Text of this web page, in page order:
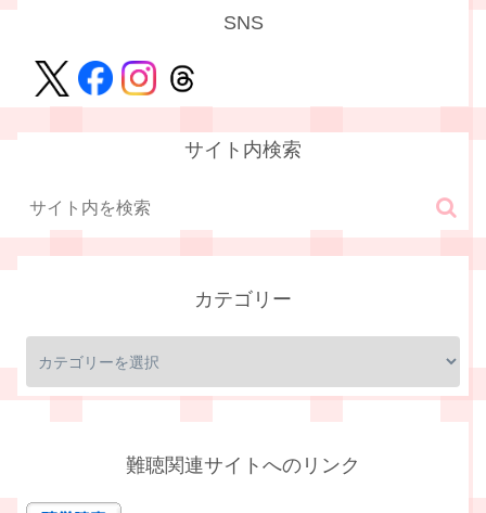
SNS
サイト内検索
カテゴリー
難聴関連サイトへのリンク